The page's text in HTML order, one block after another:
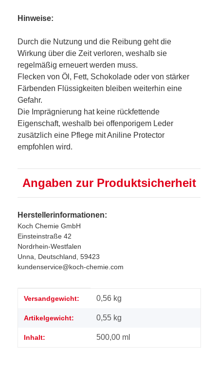
Hinweise:
Durch die Nutzung und die Reibung geht die
Wirkung über die Zeit verloren, weshalb sie
regelmäßig erneuert werden muss.
Flecken von Öl, Fett, Schokolade oder von stärker
Färbenden Flüssigkeiten bleiben weiterhin eine
Gefahr.
Die Imprägnierung hat keine rückfettende
Eigenschaft, weshalb bei offenporigem Leder
zusätzlich eine Pflege mit Aniline Protector
empfohlen wird.
Angaben zur Produktsicherheit
Herstellerinformationen:
Koch Chemie GmbH
Einsteinstraße 42
Nordrhein-Westfalen
Unna, Deutschland, 59423
kundenservice@koch-chemie.com
Produkteigenschaft
Wert
Versandgewicht: 0,56 kg
Artikelgewicht: 0,55 kg
Inhalt: 500,00 ml